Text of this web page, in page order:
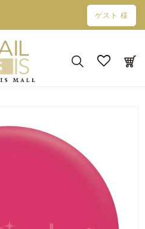
ゲスト 様
ー